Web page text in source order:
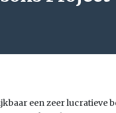
een zeer lucratieve